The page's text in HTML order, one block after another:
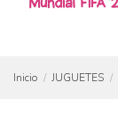
Inicio JUGUETES